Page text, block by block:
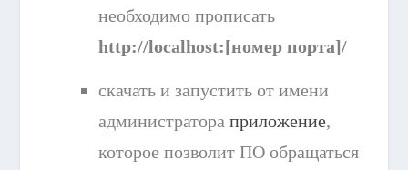
необходимо прописать
http://localhost:[номер порта]/
скачать и запустить от имени
администратораприложение,
которое позволит ПО обращаться